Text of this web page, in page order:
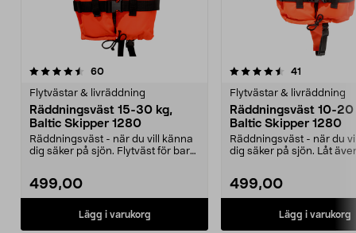
60recensioner
Flytvästar & livräddning
Räddningsväst 15-30 kg,
Baltic Skipper 1280
Räddningsväst - när du vill känna
dig säker på sjön. Flytväst för barn
499,00
Lägg i varukorg
4.5 av 5 stjärnor 41
Flytvästar & livräddning
Räddningsväst 10-20
Baltic Skipper 1280
Räddningsväst - när du
dig säker på sjön. Låt
499,00
Lägg i varukorg
4.5 av 5 stjärnor